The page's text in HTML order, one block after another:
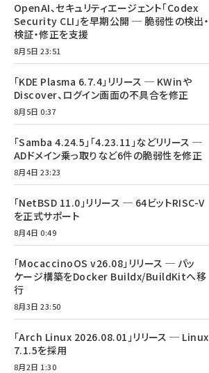
OpenAI、セキュリティエージェント「Codex
Security CLI」を早期公開 ─ 脆弱性の検出・
検証・修正を支援
8月5日 23:51
「KDE Plasma 6.7.4」リリース ─ KWinや
Discover、ログイン画面の不具合を修正
8月5日 0:37
「Samba 4.24.5」「4.23.11」などリリース ─
ADドメイン乗っ取りなど6件の脆弱性を修正
8月4日 23:23
「NetBSD 11.0」リリース ─ 64ビットRISC-V
を正式サポート
8月4日 0:49
「MocaccinoOS v26.08」リリース ─ パッ
ケージ構築をDocker Buildx/BuildKitへ移
行
8月3日 23:50
「Arch Linux 2026.08.01」リリース ─ Linux
7.1.5を採用
8月2日 1:30